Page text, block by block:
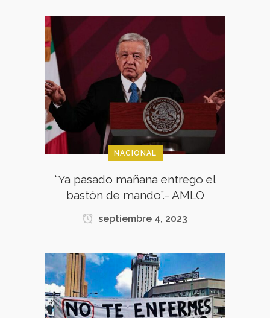
NACIONAL
“Ya pasado mañana entrego el
bastón de mando”.- AMLO
septiembre 4, 2023